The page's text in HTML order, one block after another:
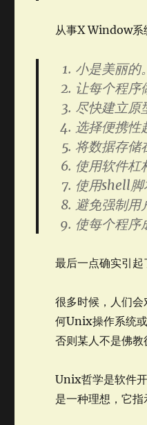
从事X Window系
小是美丽的。
让每个程序
尽快建立原
选择便携性
将数据存储
使用软件杠
使用shell脚
避免强制用
使每个程序
最后一点确实引
很多时候，人们
何Unix操作系统
否则某人不是佛教
Unix哲学是软件
是一种理想，它指